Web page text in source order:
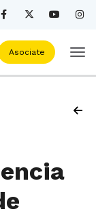
Asociate